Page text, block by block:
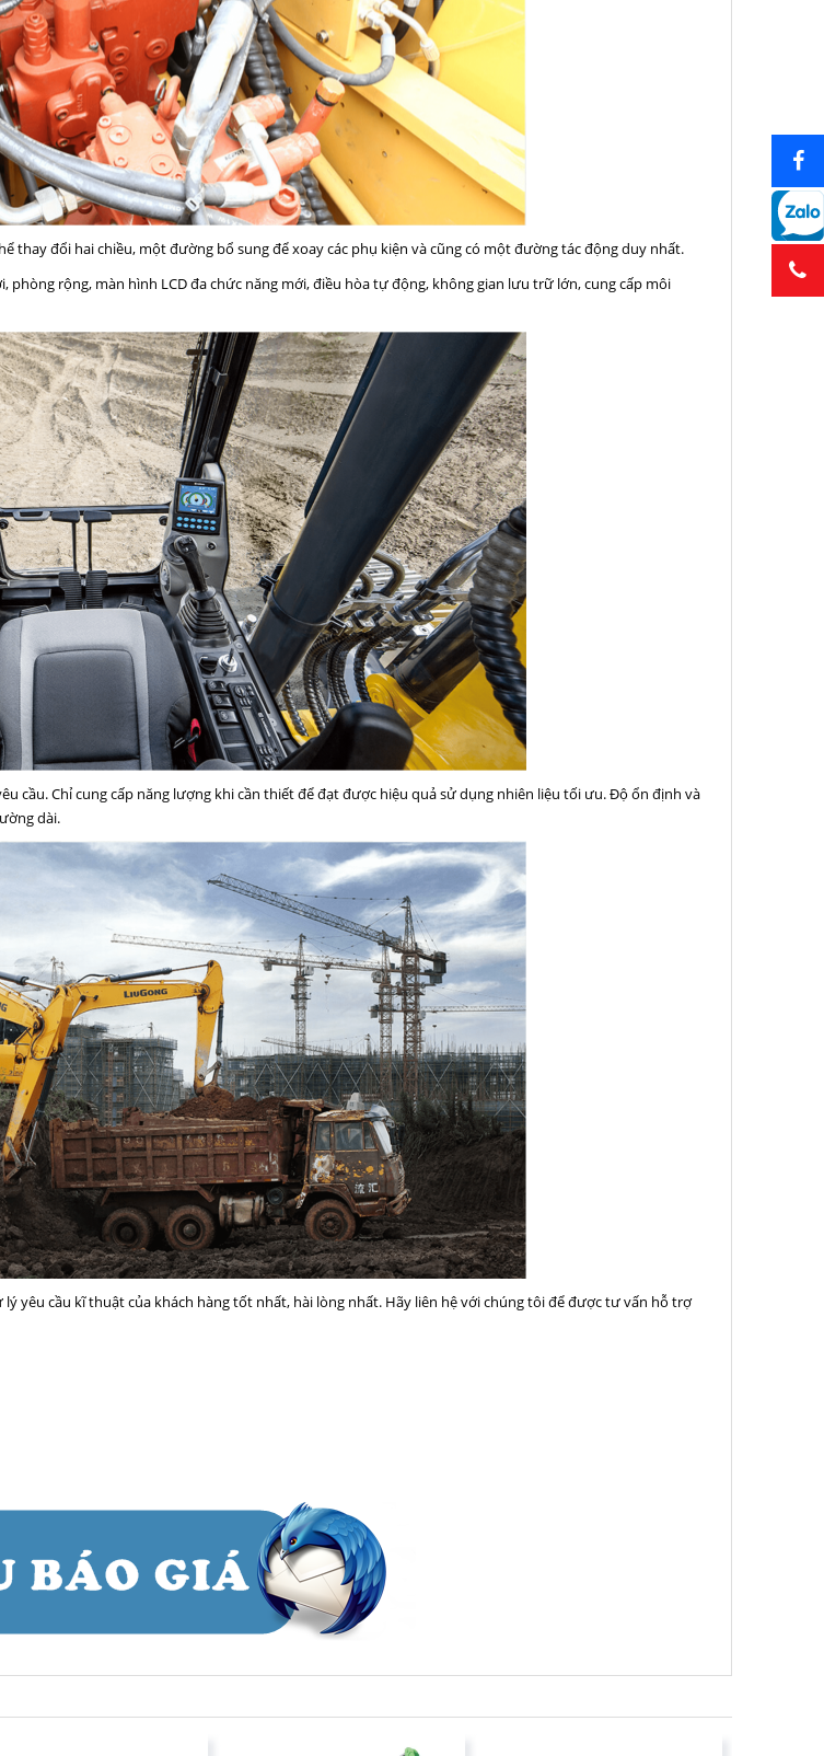
đổi hai chiều, một đường bổ sung để xoay các phụ kiện và cũng có một đường tác động duy nhất.
rộng, màn hình LCD đa chức năng mới, điều hòa tự động, không gian lưu trữ lớn, cung cấp môi
cầu. Chỉ cung cấp năng lượng khi cần thiết để đạt được hiệu quả sử dụng nhiên liệu tối ưu. Độ ổn định và
dài.
yêu cầu kĩ thuật của khách hàng tốt nhất, hài lòng nhất. Hãy liên hệ với chúng tôi để được tư vấn hỗ trợ